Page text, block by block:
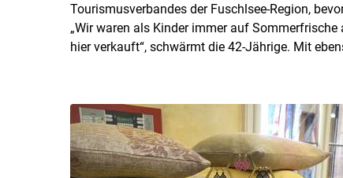
Tourismusverbandes der Fuschlsee-Region,
„Wir waren als Kinder immer auf
hier verkauft“, schwärmt die 42-Jährige. Mit